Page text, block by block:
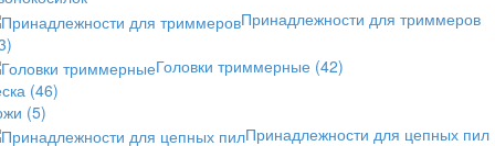
Принадлежности для триммеров
Головки триммерные (42)
(46)
(5)
Принадлежности для цепных пил